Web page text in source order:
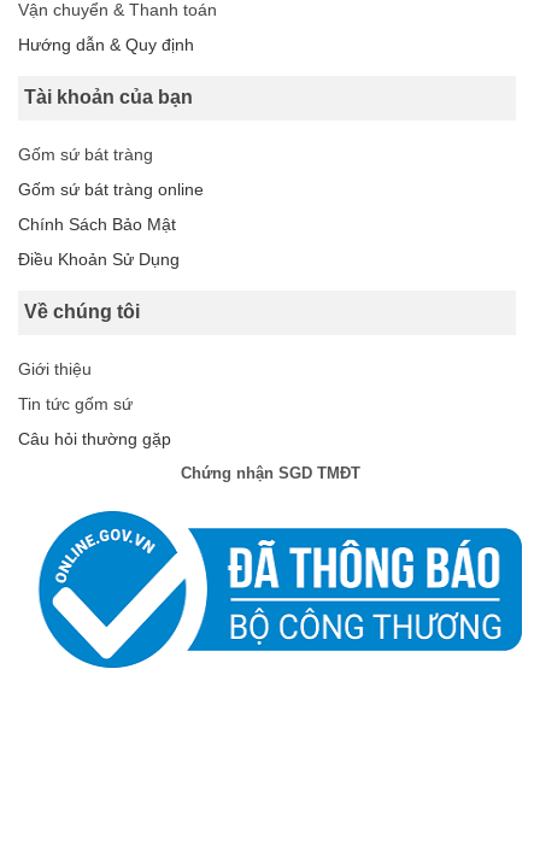
Vận chuyển & Thanh toán
Hướng dẫn & Quy định
Tài khoản của bạn
Gốm sứ bát tràng
Gốm sứ bát tràng online
Chính Sách Bảo Mật
Điều Khoản Sử Dụng
Về chúng tôi
Giới thiệu
Tin tức gốm sứ
Câu hỏi thường gặp
Chứng nhận SGD TMĐT